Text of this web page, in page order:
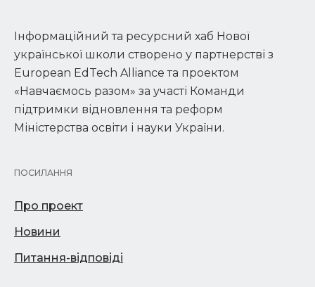
Інформаційний та ресурсний хаб Нової
української школи створено у партнерстві з
European EdTech Alliance та проектом
«Навчаємось разом» за участі Команди
підтримки відновлення та реформ
Міністерства освіти і науки України.
ПОСИЛАННЯ
Про проект
Новини
Питання-відповіді